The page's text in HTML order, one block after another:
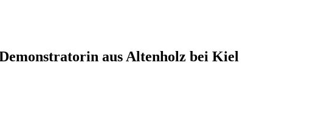
aus Altenholz bei Kiel